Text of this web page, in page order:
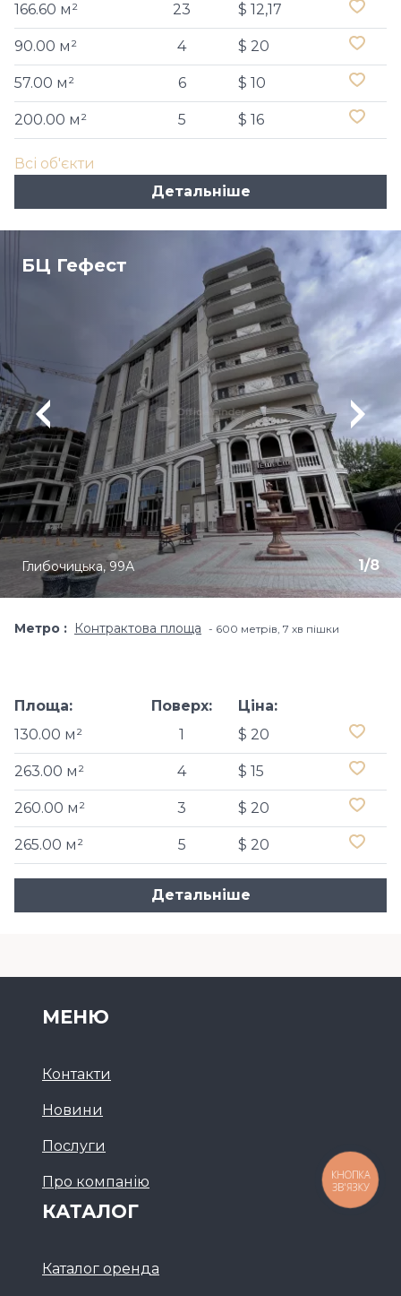
166.60 м²
23
$ 12,17
90.00 м² 4 $ 20
57.00 м² 6 $ 10
200.00 м² 5 $ 16
Всі об'єкти
Детальніше
БЦ Гефест
1/8
Глибочицька, 99А
Метро Контрактова площа 600 метрів, 7 хв пішки
Площа:
130.00 м²
Поверх:
1
Ціна:
$ 20
263.00 м² 4 $ 15
260.00 м² 3 $ 20
265.00 м² 5 $ 20
Детальніше
МЕНЮ
Контакти
Новини
Послуги
Про компанію
КАТАЛОГ
Каталог оренда
КНОПКА
ЗВ'ЯЗКУ